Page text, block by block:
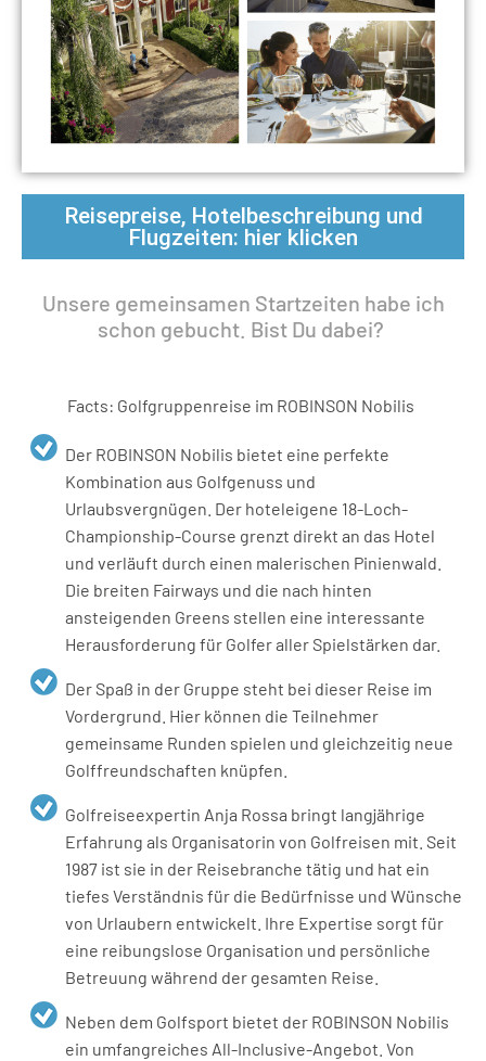
Reisepreise, Hotelbeschreibung und
Flugzeiten: hier klicken
Unsere gemeinsamen Startzeiten habe ich
schon gebucht. Bist Du dabei?
Facts: Golfgruppenreise im ROBINSON Nobilis
Der ROBINSON Nobilis bietet eine perfekte
Kombination aus Golfgenuss und
Urlaubsvergnügen. Der hoteleigene 18-Loch-
Championship-Course grenzt direkt an das Hotel
und verläuft durch einen malerischen Pinienwald
Die breiten Fairways und die nach hinten
ansteigenden Greens stellen eine interessante
Herausforderung für Golfer aller Spielstärken dar.
Der Spaß in der Gruppe steht bei dieser Reise im
Vordergrund. Hier können die Teilnehmer
gemeinsame Runden spielen und gleichzeitig neue
Golffreundschaften knüpfen
Golfreiseexpertin Anja Rossa bringt langjährige
Erfahrung als Organisatorin von Golfreisen mit. Seit
1987 ist sie in der Reisebranche tätig und hat ein
tiefes Verständnis für die Bedürfnisse und Wünsche
von Urlaubern entwickelt Ihre Expertise sorgt für
eine reibungslose Organisation und persönliche
Betreuung während der gesamten Reise.
Neben dem Golfsport bietet der ROBINSON Nobilis
ein umfangreiches All-Inclusive-Angebot. Von